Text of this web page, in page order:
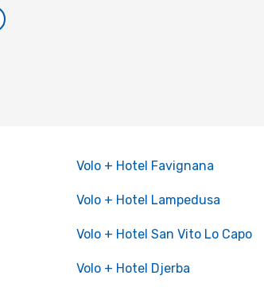
Volo + Hotel Favignana
Volo + Hotel Lampedusa
Volo + Hotel San Vito Lo Capo
Volo + Hotel Djerba